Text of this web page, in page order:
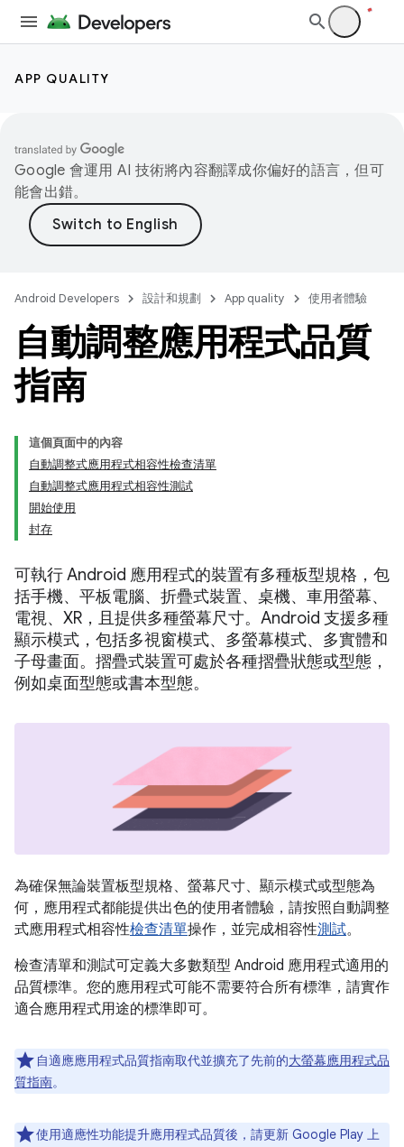
APP QUALITY
Google 會運用 AI 技術將內容翻譯成你偏好的語言，但可
能會出錯。
Android Developers 設計和規劃 App quality 使用者體驗
自動調整應用程式品質
指南
這個頁面中的內容
自動調整式應用程式相容性檢查清單
自動調整式應用程式相容性測試
開始使用
封存
可執行 Android 應用程式的裝置有多種板型規格，包
括手機、平板電腦、折疊式裝置、桌機、車用螢幕、
電視、XR，且提供多種螢幕尺寸。Android 支援多種
顯示模式，包括多視窗模式、多螢幕模式、多實體和
子母畫面。摺疊式裝置可處於各種摺疊狀態或型態，
例如桌面型態或書本型態。
為確保無論裝置板型規格、螢幕尺寸、顯示模式或型態為
何，應用程式都能提供出色的使用者體驗，請按照自動調整
式應用程式相容性檢查清單操作，並完成相容性測試。
檢查清單和測試可定義大多數類型 Android 應用程式適用的
品質標準。您的應用程式可能不需要符合所有標準，請實作
適合應用程式用途的標準即可。
自適應應用程式品質指南取代並擴充了先前的大螢幕應用程式品
質指南。
使用適應性功能提升應用程式品質後，請更新 Google Play 上